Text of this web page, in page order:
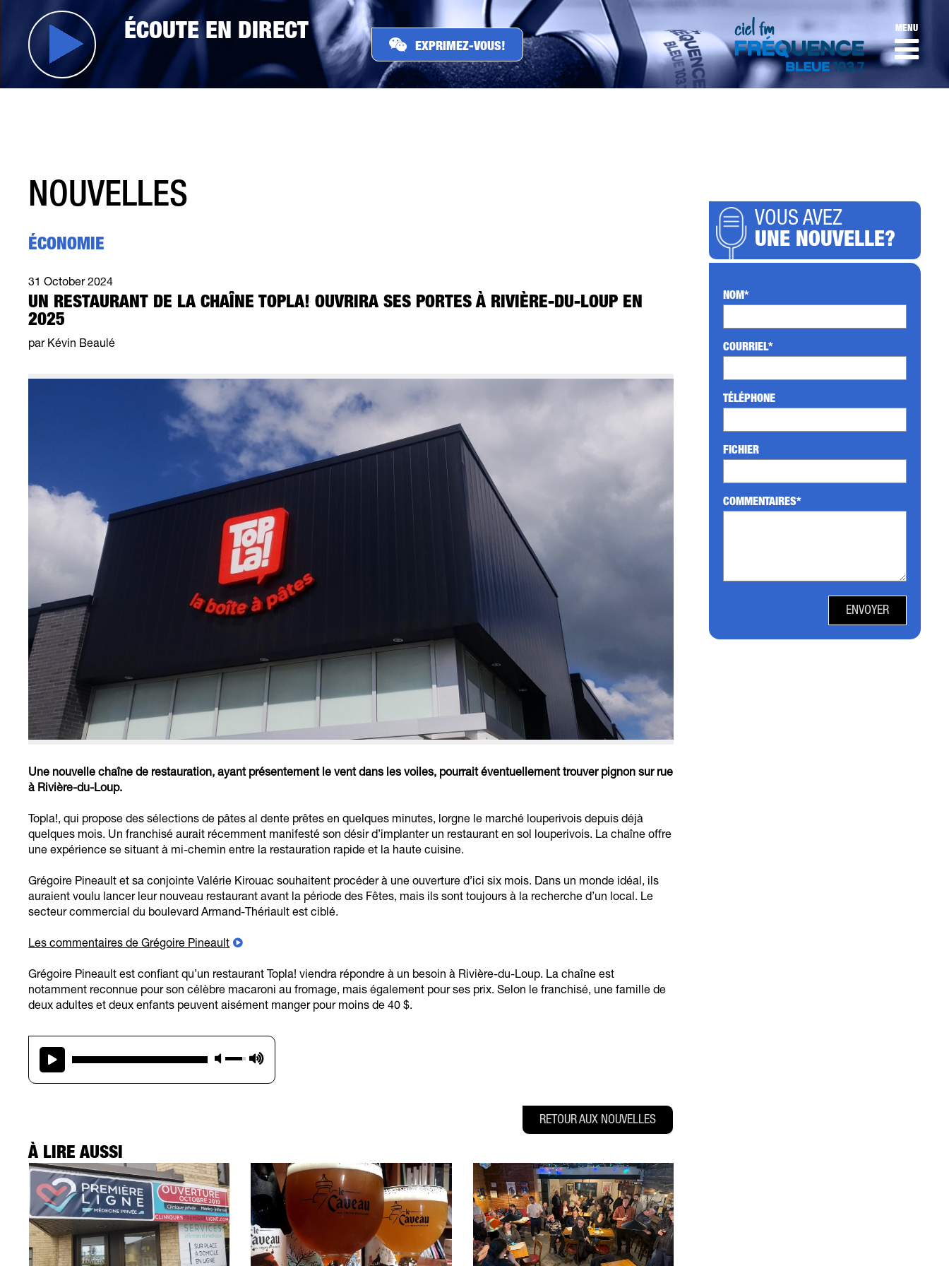
MENU
ÉCOUTE EN DIRECT
EXPRIMEZ-VOUS!
PAR TÉLÉPHONE
PAR COURRIEL
NOUVELLES
ÉCONOMIE
31 October 2024
UN RESTAURANT DE LA CHAÎNE TOPLA! OUVRIRA SES PORTES À RIVIÈRE-DU-LOUP EN
2025
par Kévin Beaulé
Une nouvelle chaîne de restauration, ayant présentement le vent dans les voiles, pourrait éventuellement trouver pignon sur rue
à Rivière-du-Loup.
Topla!, qui propose des sélections de pâtes al dente prêtes en quelques minutes, lorgne le marché louperivois depuis déjà
quelques mois. Un franchisé aurait récemment manifesté son désir d’implanter un restaurant en sol louperivois. La chaîne offre
une expérience se situant à mi-chemin entre la restauration rapide et la haute cuisine.
Grégoire Pineault et sa conjointe Valérie Kirouac souhaitent procéder à une ouverture d’ici six mois. Dans un monde idéal, ils
auraient voulu lancer leur nouveau restaurant avant la période des Fêtes, mais ils sont toujours à la recherche d’un local. Le
secteur commercial du boulevard Armand-Thériault est ciblé.
Les commentaires de Grégoire Pineault
Grégoire Pineault est confiant qu’un restaurant Topla! viendra répondre à un besoin à Rivière-du-Loup. La chaîne est
notamment reconnue pour son célèbre macaroni au fromage, mais également pour ses prix. Selon le franchisé, une famille de
deux adultes et deux enfants peuvent aisément manger pour moins de 40 $.
RETOUR AUX NOUVELLES
À LIRE AUSSI
VOUS AVEZ
UNE NOUVELLE?
NOM*
COURRIEL*
TÉLÉPHONE
FICHIER
COMMENTAIRES*